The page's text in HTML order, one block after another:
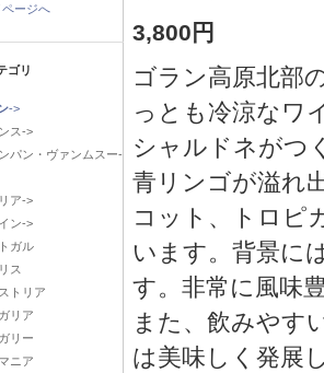
ページへ
リ
->
ス->
パン・ヴァンムスー-
ア->
ン->
ガル
ス
トリア
リア
リー
ニア
3,800円
ゴラン高原北部
っとも冷涼なワ
シャルドネがつ
青リンゴが溢れ
コット、トロピ
います。背景に
す。非常に風味
また、飲みやす
は美味しく発展